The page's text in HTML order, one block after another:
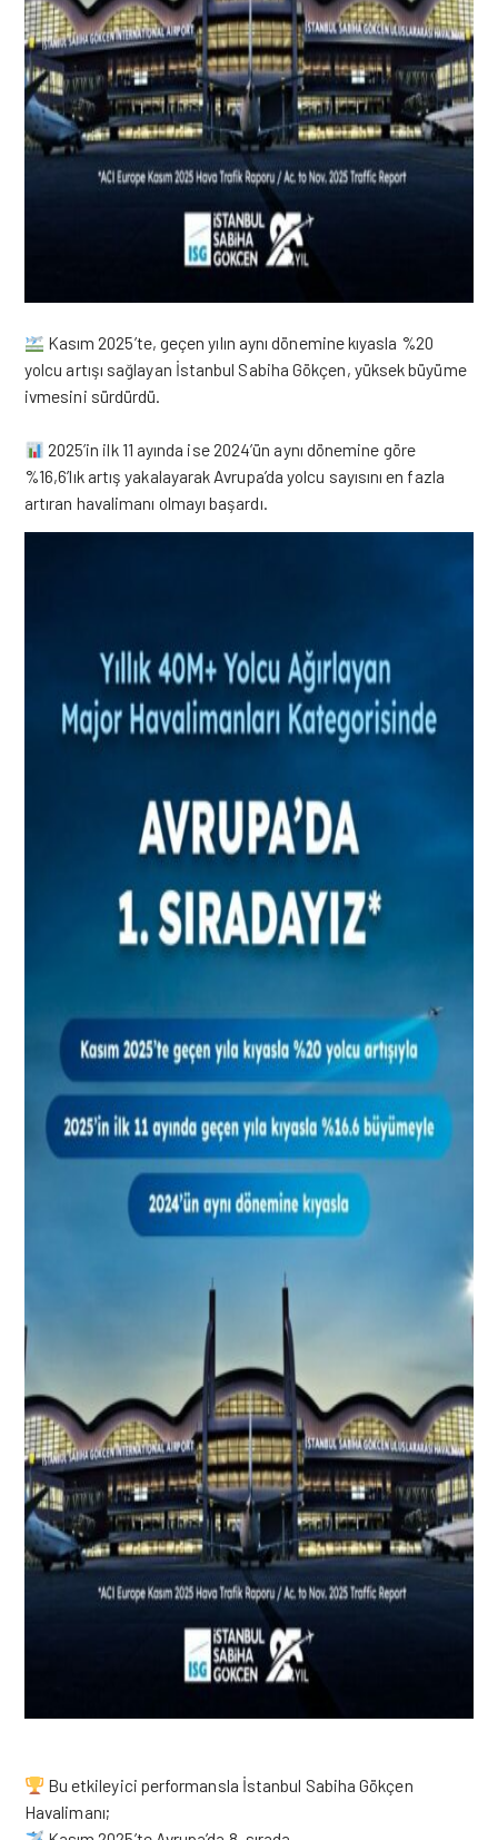
Kasım 2025’te, geçen yılın aynı dönemine kıyasla %20
yolcu artışı sağlayan İstanbul Sabiha Gökçen, yüksek büyüme
ivmesini sürdürdü.
2025’in ilk 11 ayında ise 2024’ün aynı dönemine göre
%16,6’lık artış yakalayarak Avrupa’da yolcu sayısını en fazla
artıran havalimanı olmayı başardı.
Bu etkileyici performansla İstanbul Sabiha Gökçen
Havalimanı;